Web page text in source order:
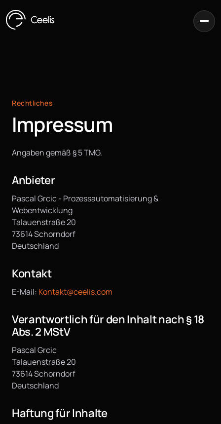
Rechtliches
Impressum
Angaben gemäß § 5 TMG.
Anbieter
Pascal Grcic - Prozessautomatisierung &
Webentwicklung
Talauenstraße 20
73614 Schorndorf
Deutschland
Kontakt
E-Mail: Kontakt@ceelis.com
Verantwortlich für den Inhalt nach § 18
Abs. 2 MStV
Pascal Grcic
Talauenstraße 20
73614 Schorndorf
Deutschland
Haftung für Inhalte